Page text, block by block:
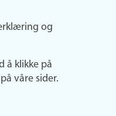
og
å klikke på
våre sider.